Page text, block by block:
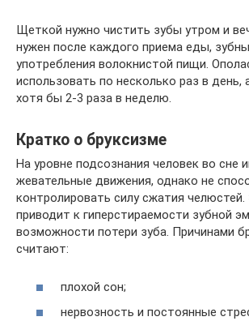
Щеткой нужно чистить зубы утром и
нужен после каждого приема еды,
употребления волокнистой пищи.
использовать по несколько раз в день,
хотя бы 2-3 раза в неделю.
Кратко о бруксизме
На уровне подсознания человек во сне
жевательные движения, однако не
контролировать силу сжатия
приводит к гиперстираемости зубной
возможности потери зуба. Причинами
считают:
плохой сон;
нервозность и постоянные